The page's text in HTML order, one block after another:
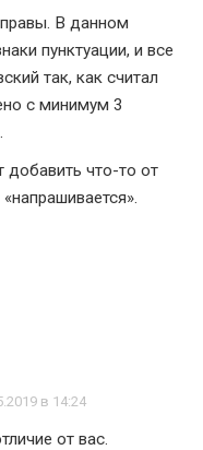
В данном
пунктуации, и все
так, как считал
с минимум 3
что-то от
в 14:24
от вас.